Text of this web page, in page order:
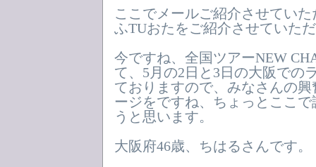
ここでメールご紹介させてい
ふTUおたをご紹介させていた
今ですね、全国ツアーNEW
て、5月の2日と3日の大阪での
ておりますので、みなさんの
ージをですね、ちょっとここ
うと思います。
大阪府46歳、ちはるさんです。